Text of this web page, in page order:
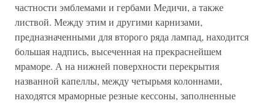
частности эмблемами и гербами Медичи, а также
листвой. Между этим и другими карнизами,
предназначенными для второго ряда лампад, находится
большая надпись, высеченная на прекраснейшем
мраморе. А на нижней поверхности перекрытия
названной капеллы, между четырьмя колоннами,
находятся мраморные резные кессоны, заполненные